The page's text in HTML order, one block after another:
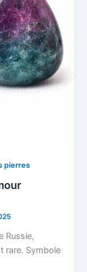
pierres
Russie,
rare. Symbole